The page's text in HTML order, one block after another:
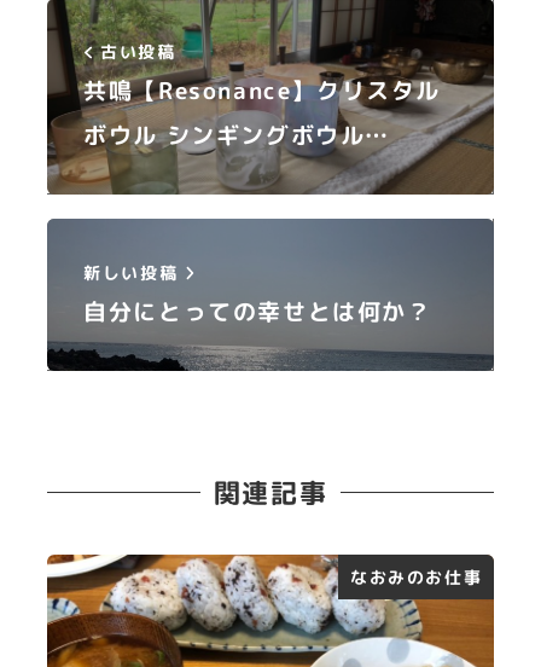
古い投稿
共鳴【Resonance】クリスタル
ボウル シンギングボウル…
新しい投稿
自分にとっての幸せとは何か？
関連記事
なおみのお仕事